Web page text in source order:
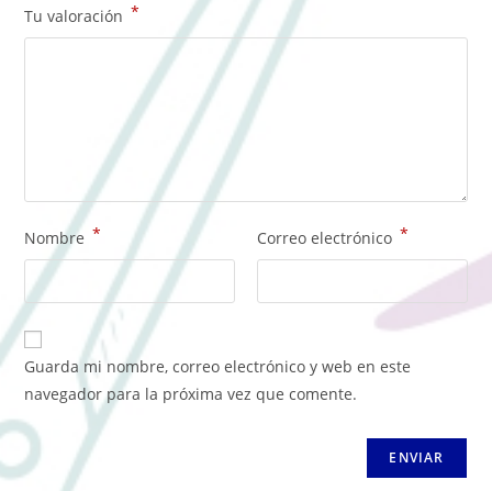
Tu valoración *
Nombre * Correo electrónico *
Guarda mi nombre, correo electrónico y web en este
navegador para la próxima vez que comente.